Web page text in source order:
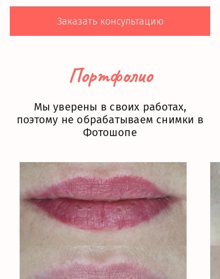
Заказать консультацию
Портфолио
Мы уверены в своих работах,
поэтому не обрабатываем снимки в
Фотошопе